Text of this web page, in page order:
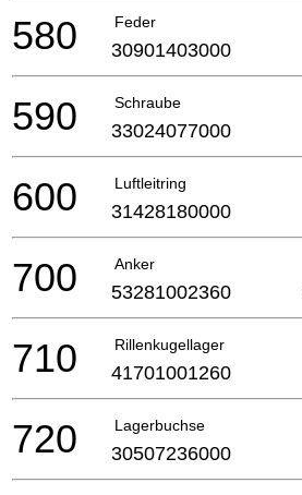
Feder
580 30901403000
Schraube
590 33024077000
Luftleitring
600 31428180000
Anker
700 53281002360
Rillenkugellager
710 41701001260
Lagerbuchse
720 30507236000